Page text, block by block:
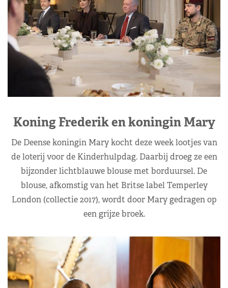
Koning Frederik en koningin Mary
De Deense koningin Mary kocht deze week lootjes van
de loterij voor de Kinderhulpdag. Daarbij droeg ze een
bijzonder lichtblauwe blouse met borduursel. De
blouse, afkomstig van het Britse label Temperley
London (collectie 2017), wordt door Mary gedragen op
een grijze broek.